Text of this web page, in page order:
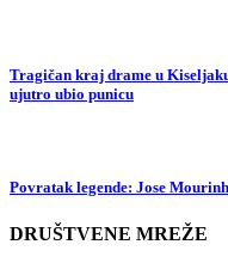
Tragičan kraj drame u
ujutro ubio punicu
Povratak legende: Jose
DRUŠTVENE MREŽE